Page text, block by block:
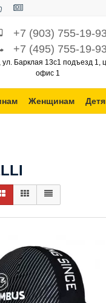
+7 (903) 755-19-
+7 (495) 755-19-
ул. Барклая 13с1 подъезд 1,
офис 1
Женщинам